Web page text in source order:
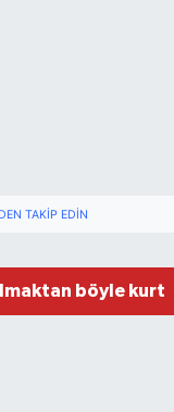
TAKIP EDIN
böyle